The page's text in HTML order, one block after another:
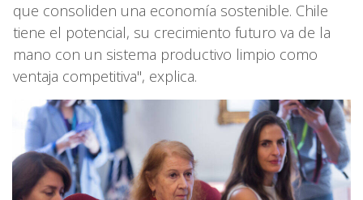
que consoliden una economía sostenible. Chile
tiene el potencial, su crecimiento futuro va de la
mano con un sistema productivo limpio como
ventaja competitiva", explica.